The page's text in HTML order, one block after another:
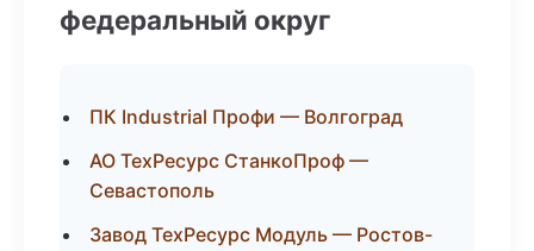
федеральный округ
ПК Industrial Профи — Волгоград
АО ТехРесурс СтанкоПроф —
Севастополь
Завод ТехРесурс Модуль — Ростов-